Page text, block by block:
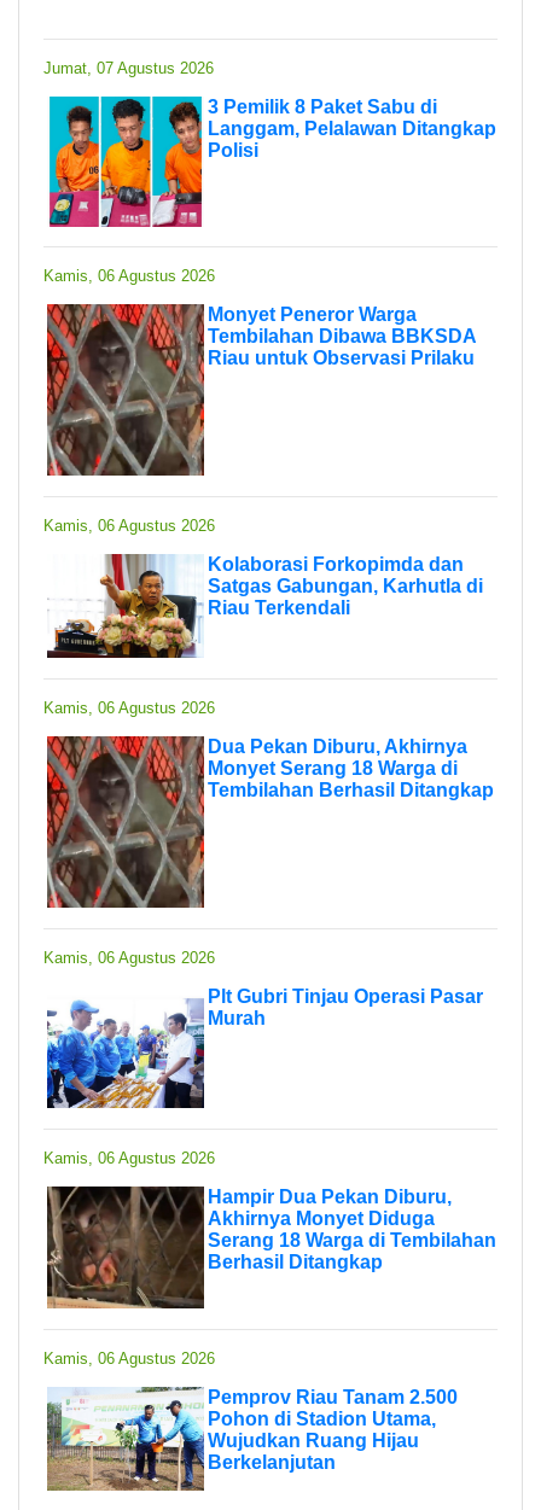
Jumat, 07 Agustus 2026
3 Pemilik 8 Paket Sabu di
Langgam, Pelalawan Ditangkap
Polisi
Kamis, 06 Agustus 2026
Monyet Peneror Warga
Tembilahan Dibawa BBKSDA
Riau untuk Observasi Prilaku
Kamis, 06 Agustus 2026
Kolaborasi Forkopimda dan
Satgas Gabungan, Karhutla di
Riau Terkendali
Kamis, 06 Agustus 2026
Dua Pekan Diburu, Akhirnya
Monyet Serang 18 Warga di
Tembilahan Berhasil Ditangkap
Kamis, 06 Agustus 2026
Plt Gubri Tinjau Operasi Pasar
Murah
Kamis, 06 Agustus 2026
Hampir Dua Pekan Diburu,
Akhirnya Monyet Diduga
Serang 18 Warga di Tembilahan
Berhasil Ditangkap
Kamis, 06 Agustus 2026
Pemprov Riau Tanam 2.500
Pohon di Stadion Utama,
Wujudkan Ruang Hijau
Berkelanjutan